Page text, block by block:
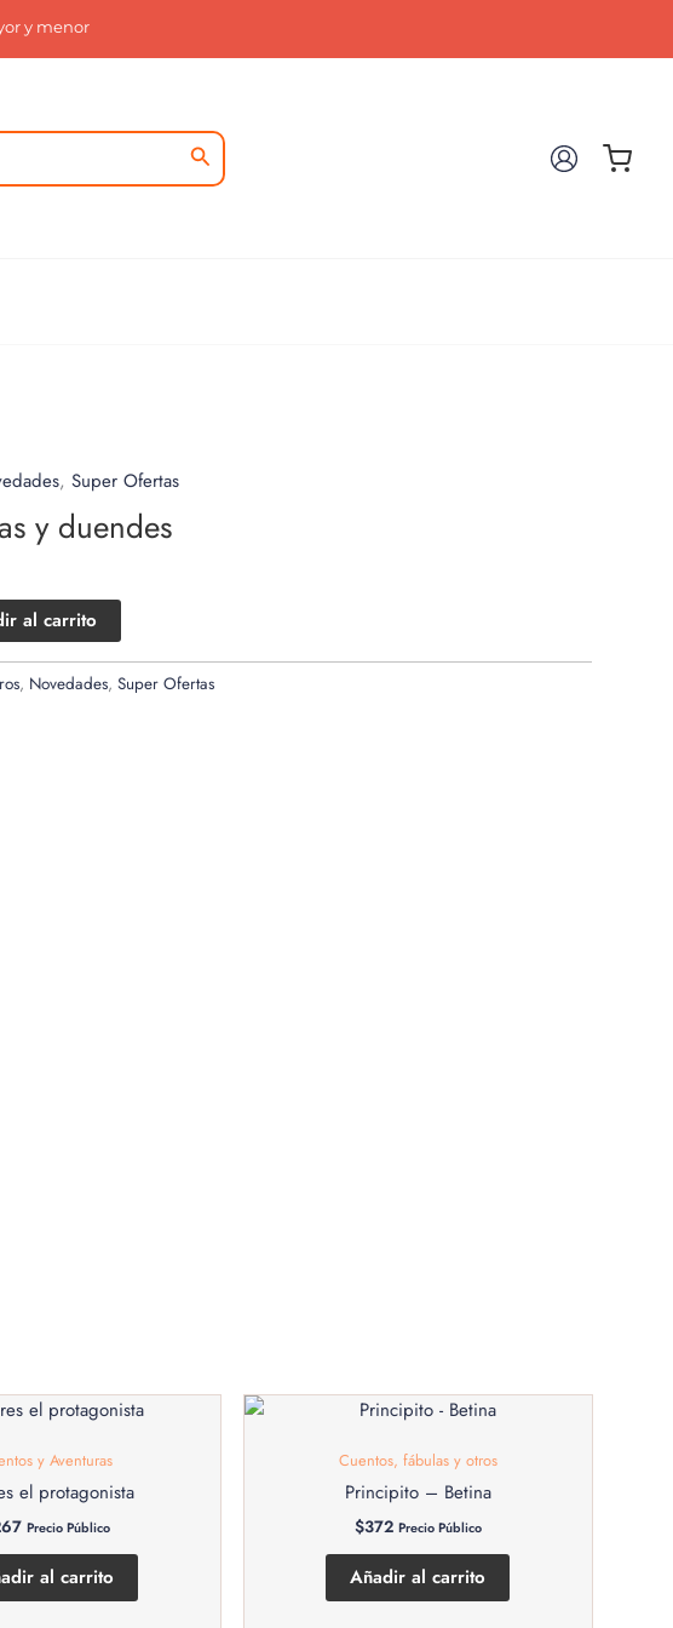
y menor
,Super Ofertas
y duendes
al carrito
, Novedades,Super Ofertas
y Aventuras
el protagonista
Precio Público
al carrito
Cuentos, fábulas y otros
Principito – Betina
$372 Precio Público
Añadir al carrito